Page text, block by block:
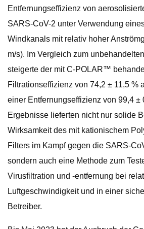
Entfernungseffizienz von
SARS-CoV-2 unter Verwendung
Windkanals mit relativ hoher
m/s). Im Vergleich zum
steigerte der mit C-POLAR™
Filtrationseffizienz von 74,2 ± 11,5 %
einer Entfernungseffizienz von 99,4 ±
Ergebnisse lieferten nicht nur solide
Wirksamkeit des mit kationischem
Filters im Kampf gegen die SARS-
sondern auch eine Methode zum
Virusfiltration und -entfernung bei
Luftgeschwindigkeit und in einer
Betreiber.